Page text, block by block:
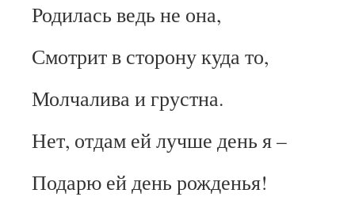
Родилась ведь не она,
Смотрит в сторону куда то,
Молчалива и грустна.
Нет, отдам ей лучше день я –
Подарю ей день рожденья!